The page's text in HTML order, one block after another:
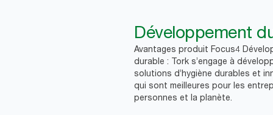
Développement
Avantages produit Focus4
durable : Tork s’engage à
solutions d’hygiène durables et
qui sont meilleures pour les
personnes et la planète.